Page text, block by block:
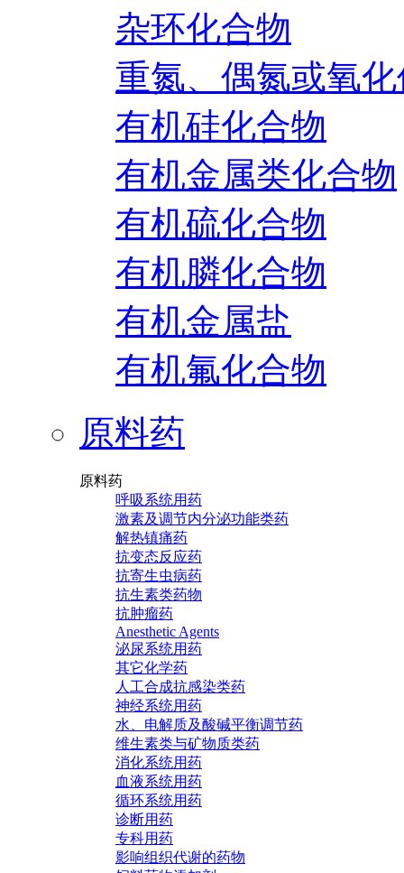
杂环化合物
重氮、偶氮或氧
有机硅化合物
有机金属类化合物
有机硫化合物
有机膦化合物
有机金属盐
有机氟化合物
原料药
原料药
呼吸系统用药
激素及调节内分泌功能类药
解热镇痛药
抗变态反应药
抗寄生虫病药
抗生素类药物
抗肿瘤药
Anesthetic Agents
泌尿系统用药
其它化学药
人工合成抗感染类药
神经系统用药
水、电解质及酸碱平衡调节药
维生素类与矿物质类药
消化系统用药
血液系统用药
循环系统用药
诊断用药
专科用药
影响组织代谢的药物